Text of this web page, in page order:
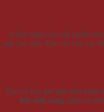
Điểm nhấn của sản phẩm
gas hay dầu. Bạn chỉ cần sạc
Bạn có bao giờ gặp khó khăn
hút ánh sáng, giúp nó